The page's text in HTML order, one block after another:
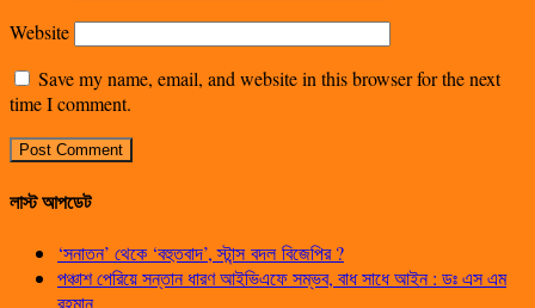
Website
Save my name, email, and website in this browser for the next
time I comment.
লাস্ট আপডেট
‘সনাতন’ থেকে ‘বহুতবাদ’, স্টান্স বদল বিজেপির ?
পঞ্চাশ পেরিয়ে সন্তান ধারণ আইভিএফে সম্ভব, বাধ সাধে আইন : ডঃ এস এম
রহমান